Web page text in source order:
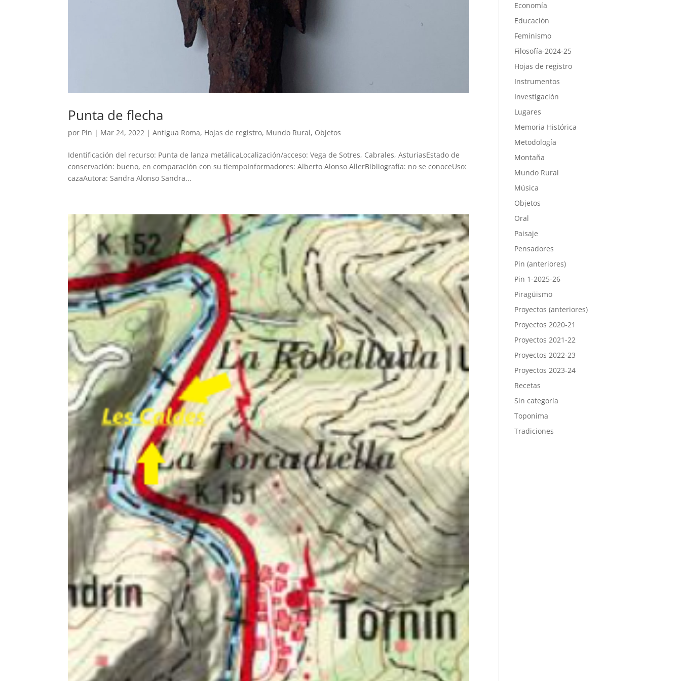
Punta de flecha
por Pin | Mar 24, 2022 |Antigua Roma, Hojas de registro, Mundo Rural, Objetos
Identificación del recurso: Punta de lanza metálicaLocalización/acceso: Vega de Sotres, Cabrales, AsturiasEstado de
conservación: bueno, en comparación con su tiempoInformadores: Alberto Alonso AllerBibliografía: no se conoceUso:
cazaAutora: Sandra Alonso Sandra...
Economía
Educación
Feminismo
Filosofía-2024-25
Hojas de registro
Instrumentos
Investigación
Lugares
Memoria Histórica
Metodología
Montaña
Mundo Rural
Música
Objetos
Oral
Paisaje
Pensadores
Pin (anteriores)
Pin 1-2025-26
Piragüismo
Proyectos (anteriores)
Proyectos 2020-21
Proyectos 2021-22
Proyectos 2022-23
Proyectos 2023-24
Recetas
Sin categoría
Toponima
Tradiciones